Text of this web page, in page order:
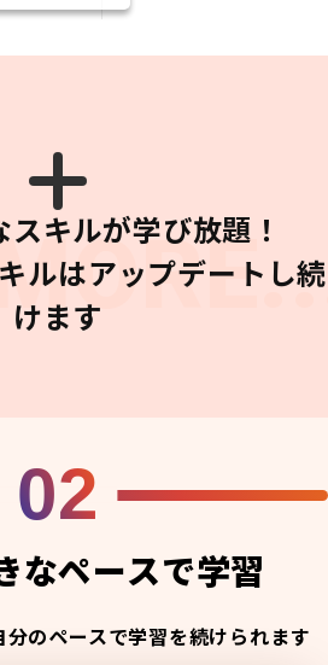
キルが学び放題！
ルはアップデートし続
けます
02
なペースで学習
のペースで学習を続けられます